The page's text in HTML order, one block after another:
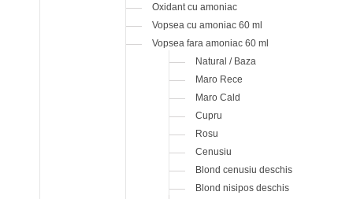
Oxidant cu amoniac
Vopsea cu amoniac 60 ml
Vopsea fara amoniac 60 ml
Natural / Baza
Maro Rece
Maro Cald
Cupru
Rosu
Cenusiu
Blond cenusiu deschis
Blond nisipos deschis